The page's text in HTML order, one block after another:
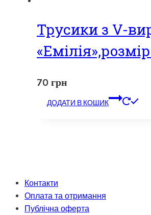
Трусики з V-
70 грн
ДОДАТИ В КОШИК
Контакти
Оплата та отримання
Публічна оферта